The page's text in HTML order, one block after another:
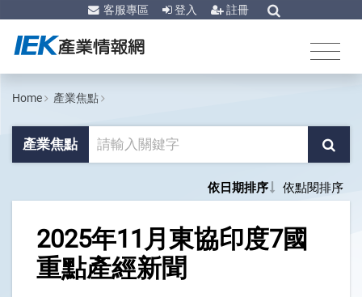
客服專區 登入 註冊
Home 產業焦點
產業焦點
依日期排序 依點閱排序
2025年11月東協印度7國
重點產經新聞